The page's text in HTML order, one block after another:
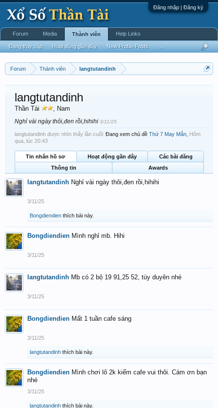
Đăng nhập | Đăng ký
Forum Thành viên langtutandinh
langtutandinh
Thần Tài , Nam
Nghỉ vài ngày thôi,đen rồi,hihihi 3/11/25
langtutandinh được nhìn thấy lần cuối: Đang xem chủ đề Thứ 7 May Mắn Hôm
qua, lúc 20:43
Tin nhắn hồ sơ Hoạt động gần đây
Các bài đăng
Thông tin
Awards
langtutandinh Nghỉ vài ngày thôi,đen rồi,hihihi
3/11/25
Bongdiendien thích bài này.
Bongdiendien Mình nghỉ mb. Hihi
3/11/25
langtutandinh Mb có 2 bộ 19 91,25 52, tùy duyên nhé
3/11/25
Bongdiendien Mất 1 tuần cafe sáng
3/11/25
langtutandinh thích bài này.
Bongdiendien Mình chơi lô 2k kiếm cafe vui thôi. Cám ơn bạn
nhé
3/11/25
langtutandinh thích bài này.
Forum Media Thành viên
Đang truy cập Hoạt động gần đây New Profile Posts
Help Links